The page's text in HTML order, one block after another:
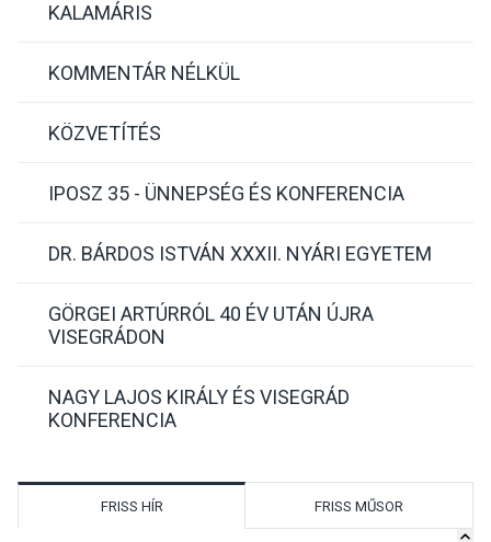
KALAMÁRIS
KOMMENTÁR NÉLKÜL
KÖZVETÍTÉS
IPOSZ 35 - ÜNNEPSÉG ÉS KONFERENCIA
DR. BÁRDOS ISTVÁN XXXII. NYÁRI EGYETEM
GÖRGEI ARTÚRRÓL 40 ÉV UTÁN ÚJRA
VISEGRÁDON
NAGY LAJOS KIRÁLY ÉS VISEGRÁD
KONFERENCIA
FRISS HÍR FRISS MŰSOR